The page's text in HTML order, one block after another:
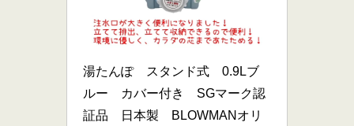
湯たんぽ　スタンド式　0.9Lブ
ルー　カバー付き　SGマーク認
証品　日本製　BLOWMANオリ